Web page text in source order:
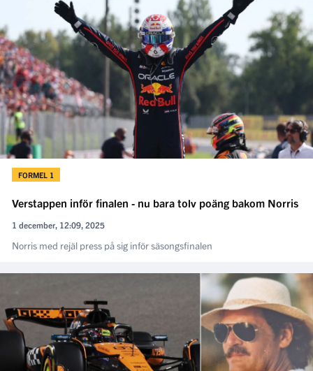
FORMEL 1
Verstappen inför finalen - nu bara tolv poäng bakom Norris
1 december, 12:09, 2025
Norris med rejäl press på sig inför säsongsfinalen